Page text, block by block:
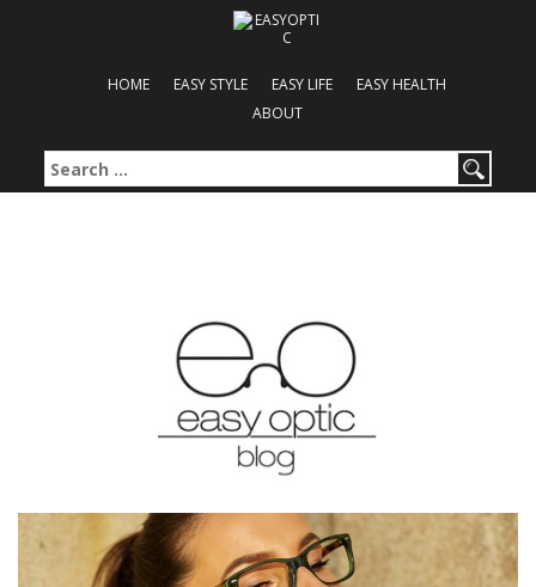
HOME EASY STYLE EASY LIFE
EASY HEALTH
ABOUT
Search for: